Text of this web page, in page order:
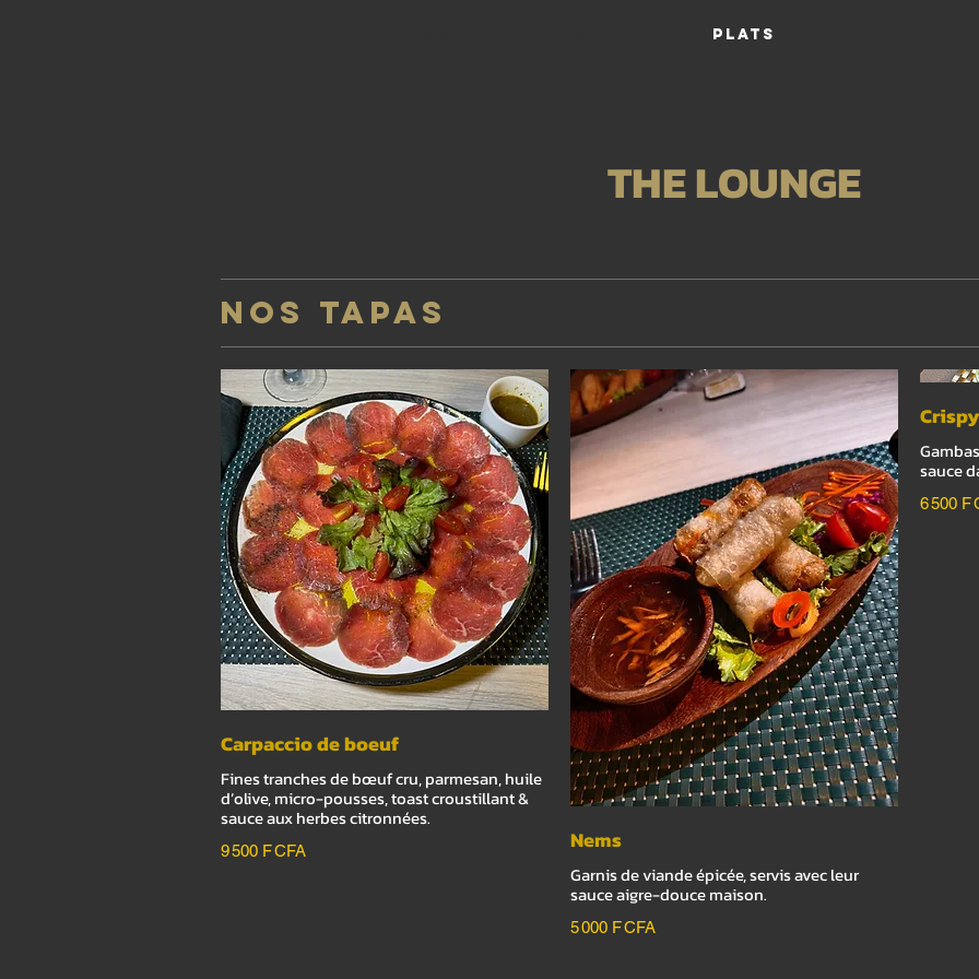
PLATS
THE LOUNGE
NOS TAPAS
Carpaccio de boeuf
Fines tranches de bœuf cru, parmesan, huile
d’olive, micro-pousses, toast croustillant &
sauce aux herbes citronnées.
9 500 F CFA Nems
Garnis de viande épicée, servis avec leur
sauce aigre-douce maison.
5 000 F CFA
sauce
6 500 F